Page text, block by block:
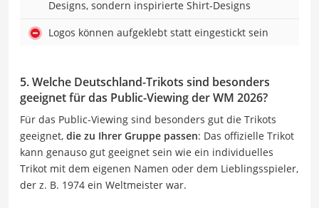
Designs, sondern inspirierte Shirt-Designs
Logos können aufgeklebt statt eingestickt sein
5. Welche Deutschland-Trikots sind besonders
geeignet für das Public-Viewing der WM 2026?
Für das Public-Viewing sind besonders gut die Trikots
geeignet, die zu Ihrer Gruppe passen: Das offizielle Trikot
kann genauso gut geeignet sein wie ein individuelles
Trikot mit dem eigenen Namen oder dem Lieblingsspieler,
der z. B. 1974 ein Weltmeister war.